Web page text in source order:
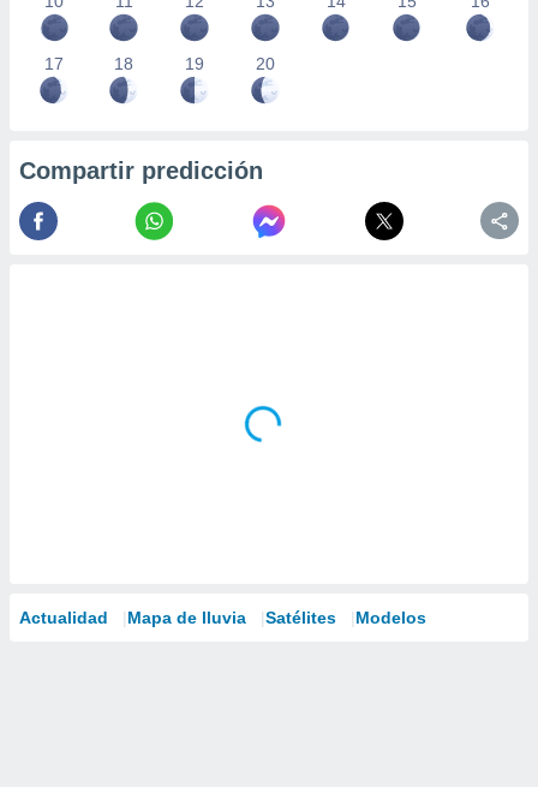
17 18 19 20
Compartir predicción
Actualidad Mapa de lluvia Satélites Modelos